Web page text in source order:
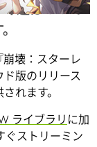
週は 5 つの
壊：スターレ
版のリリース
れます。
ライブラリ に加
ぐストリーミン